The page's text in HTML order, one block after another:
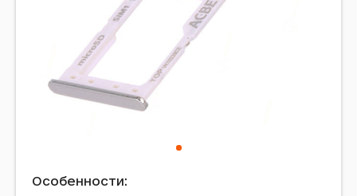
Особенности: